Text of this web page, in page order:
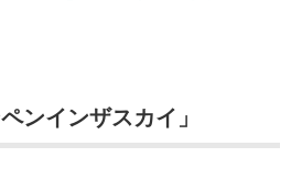
ンインザスカイ」